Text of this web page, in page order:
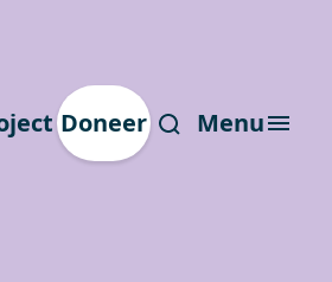
Doneer Menu